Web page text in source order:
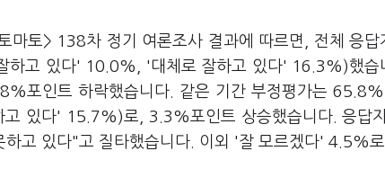
마토> 138차 정기 여론조사 결과에 따르면, 전체 응
하고 있다' 10.0%, '대체로 잘하고 있다' 16.3%)했습
포인트 하락했습니다. 같은 기간 부정평가는
있다' 15.7%)로, 3.3%포인트 상승했습니다. 응답
하고 있다"고 질타했습니다. 이외 '잘 모르겠다' 4.5%로